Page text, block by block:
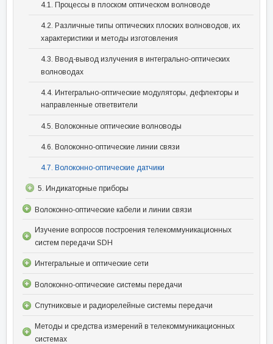
4.1. Процессы в плоском оптическом волноводе
4.2. Различные типы оптических плоских волноводов, их
характеристики и методы изготовления
4.3. Ввод-вывод излучения в интегрально-оптических
волноводах
4.4. Интегрально-оптические модуляторы, дефлекторы и
направленные ответвители
4.5. Волоконные оптические волноводы
4.6. Волоконно-оптические линии связи
4.7. Волоконно-оптические датчики
5. Индикаторные приборы
Волоконно-оптические кабели и линии связи
Изучение вопросов построения телекоммуникационных
систем передачи SDH
Интегральные и оптические сети
Волоконно-оптические системы передачи
Спутниковые и радиорелейные системы передачи
Методы и средства измерений в телекоммуникационных
системах